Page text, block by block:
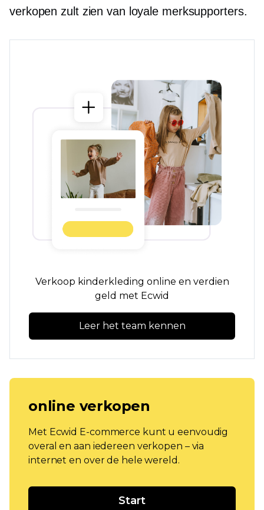
verkopen zult zien van loyale merksupporters.
Verkoop kinderkleding online en verdien
geld met Ecwid
Leer het team kennen
online verkopen
Met Ecwid E-commerce kunt u eenvoudig
overal en aan iedereen verkopen – via
internet en over de hele wereld.
Start